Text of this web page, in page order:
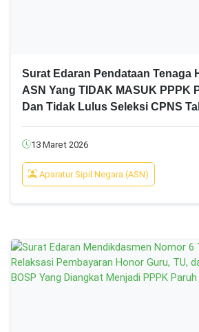
Surat Edaran Pendataan Tenaga
ASN Yang TIDAK MASUK PPPK
Dan Tidak Lulus Seleksi CPNS
13 Maret 2026
Aparatur Sipil Negara (ASN)